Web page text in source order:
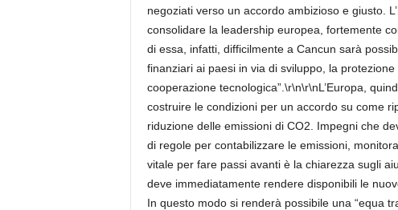
negoziati verso un accordo ambizioso e giusto.
consolidare la leadership europea, fortemente
di essa, infatti, difficilmente a Cancun sarà
finanziari ai paesi in via di sviluppo, la
cooperazione tecnologica”.\r\n\r\nL’Europa,
costruire le condizioni per un accordo su come
riduzione delle emissioni di CO2. Impegni che
di regole per contabilizzare le emissioni,
vitale per fare passi avanti è la chiarezza sugli
deve immediatamente rendere disponibili le
In questo modo si renderà possibile una “equa